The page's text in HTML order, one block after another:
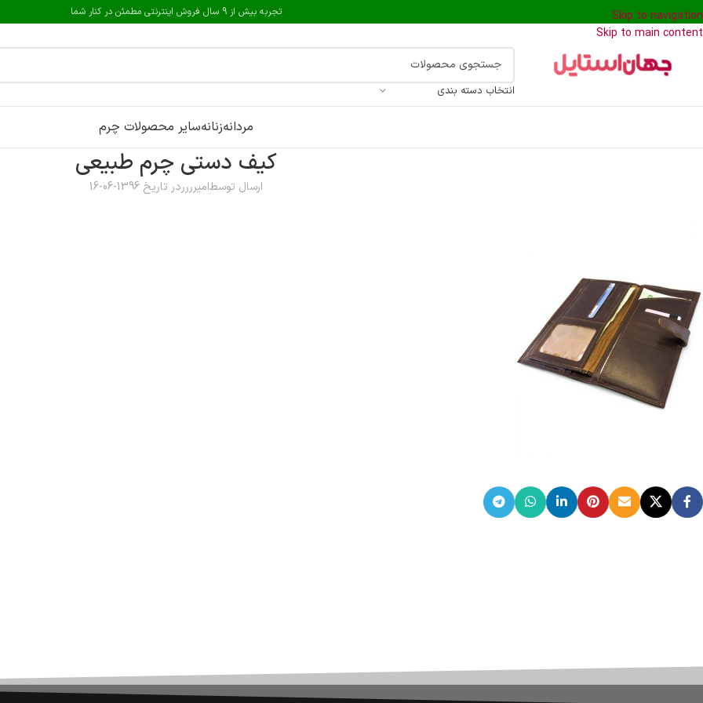
Skip to navigation
Skip to main content
تجربه بیش از 9 سال فروش اینترنتی مطمئن در کنار شما
انتخاب دسته بندی
مردانهزنانهسایر محصولات چرم
کیف دستی چرم طبیعی
ارسال توسطامیرررردر تاریخ 1396-06-16